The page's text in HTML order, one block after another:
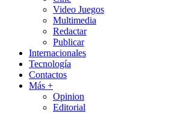
Video Juegos
Multimedia
Redactar
Publicar
Internacionales
Tecnología
Contactos
Más +
Opinion
Editorial